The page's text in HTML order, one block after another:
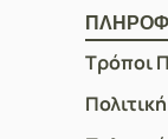
Τρόποι